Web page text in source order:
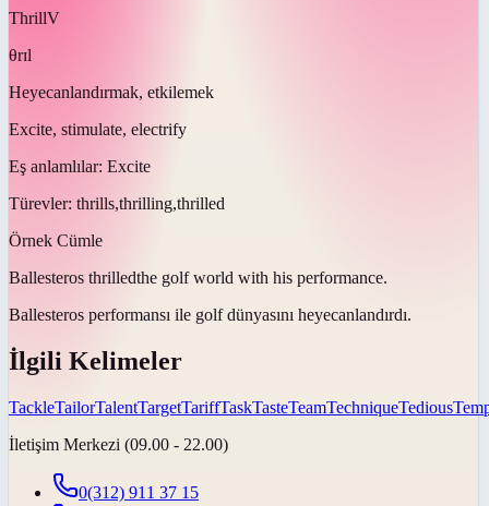
ThrillV
θrɪl
Heyecanlandırmak, etkilemek
Excite, stimulate, electrify
Eş anlamlılar: Excite
Türevler: thrills,thrilling,thrilled
Örnek Cümle
Ballesteros thrilledthe golf world with his performance.
Ballesteros performansı ile golf dünyasını heyecanlandırdı.
İlgili Kelimeler
TackleTailorTalentTargetTariffTaskTasteTeamTechniqueTedious
İletişim Merkezi (09.00 - 22.00)
0(312) 911 37 15